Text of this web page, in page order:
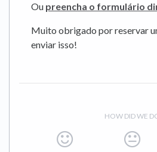
Ou preencha o formulário
Muito obrigado por reservar
enviar isso!
HOW DID WE